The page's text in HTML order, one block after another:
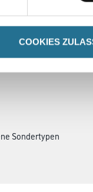
COOKIES
DATENBLÄTTER
Sondertypen